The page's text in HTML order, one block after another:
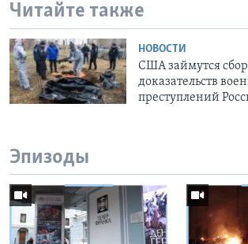
Читайте также
НОВОСТИ
США займутся
доказательств
преступлений
Эпизоды